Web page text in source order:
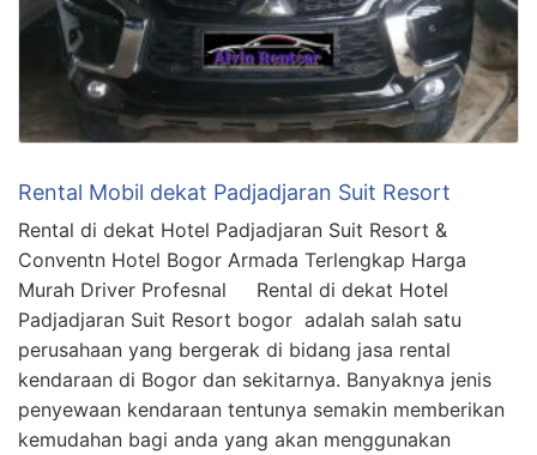
Rental Mobil dekat Padjadjaran Suit Resort
Rental di dekat Hotel Padjadjaran Suit Resort &
Conventn Hotel Bogor Armada Terlengkap Harga
Murah Driver Profesnal Rental di dekat Hotel
Padjadjaran Suit Resort bogor adalah salah satu
perusahaan yang bergerak di bidang jasa rental
kendaraan di Bogor dan sekitarnya. Banyaknya jenis
penyewaan kendaraan tentunya semakin memberikan
kemudahan bagi anda yang akan menggunakan